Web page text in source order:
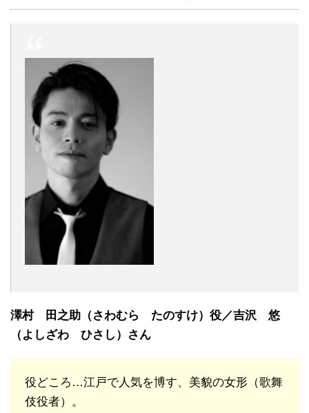
澤村 田之助（さわむら たのすけ）役／吉沢 悠
（よしざわ ひさし）さん
役どころ…江戸で人気を博す、美貌の女形（歌舞
伎役者）。